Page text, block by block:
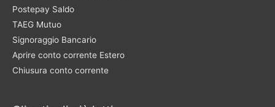
Postepay Saldo
TAEG Mutuo
Signoraggio Bancario
Aprire conto corrente Estero
Chiusura conto corrente